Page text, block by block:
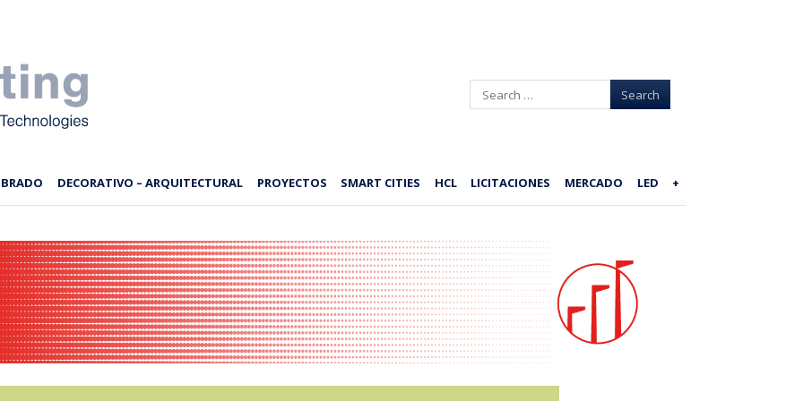
Search
DECORATIVO – ARQUITECTURAL PROYECTOS SMART CITIES HCL LICITACIONES MERCADO LED +